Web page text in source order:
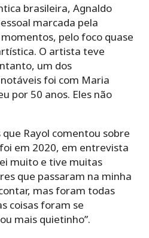
brasileira, Agnaldo
marcada pela
pelo foco quase
O artista teve
um dos
foi com Maria
por 50 anos. Eles não
que Rayol comentou sobre
em 2020, em entrevista
muito e tive muitas
que passaram na minha
mas foram todas
coisas foram se
mais quietinho”.